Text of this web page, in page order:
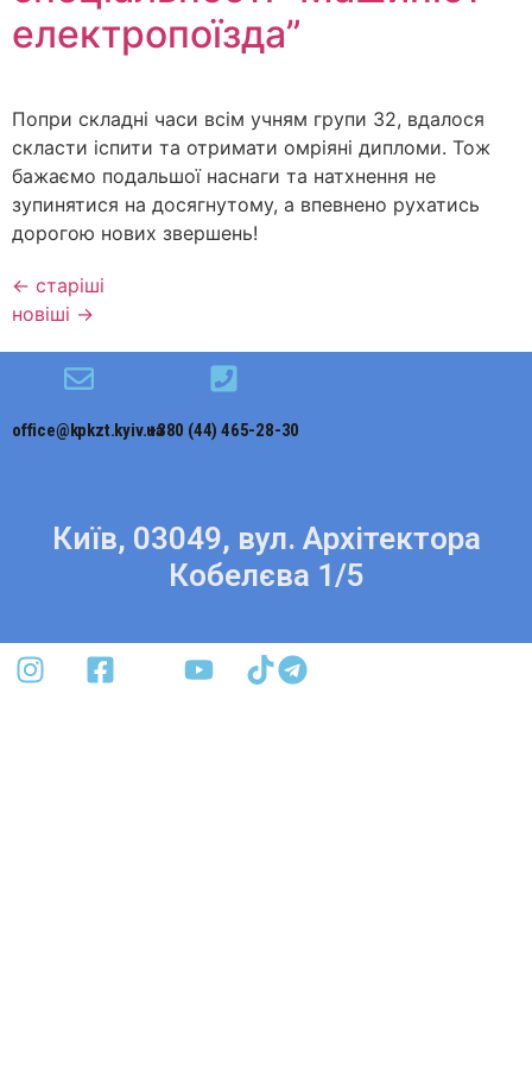
електропоїзда”
Попри складні часи всім учням групи 32, вдалося
скласти іспити та отримати омріяні дипломи. Тож
бажаємо подальшої наснаги та натхнення не
зупинятися на досягнутому, а впевнено рухатись
дорогою нових звершень!
← старіші
новіші →
office@kpkzt.kyiv.ua+380 (44) 465-28-30
Київ, 03049, вул. Архітектора
Кобелєва 1/5